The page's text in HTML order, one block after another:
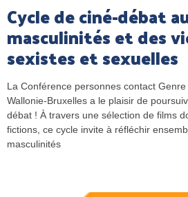
Cycle de ciné-débat
masculinités et des
sexistes et sexuelles
La Conférence personnes contact
Wallonie-Bruxelles a le plaisir de
débat ! À travers une sélection de films
fictions, ce cycle invite à réfléchir
masculinités